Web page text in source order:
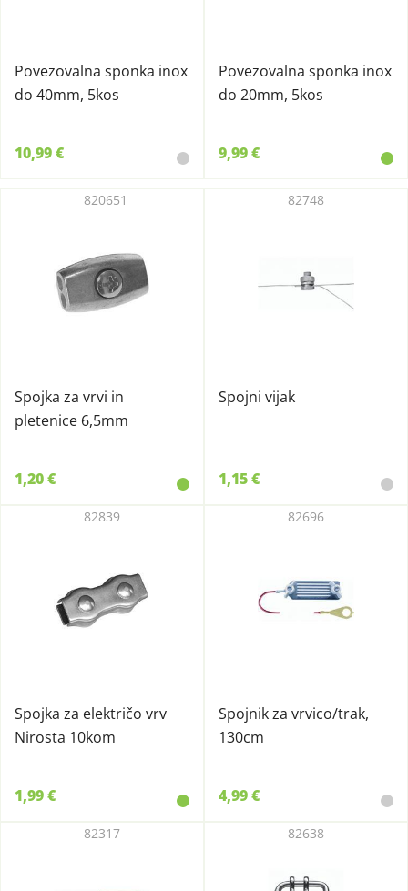
Povezovalna sponka inox
do 40mm, 5kos
10,99 €
Povezovalna sponka inox
do 20mm, 5kos
9,99 €
Spojka za vrvi in
pletenice 6,5mm
820651
1,20 €
Spojni vijak
82748
1,15 €
Spojka za električo vrv
Nirosta 10kom
82839
1,99 €
Spojnik za vrvico/trak,
130cm
82696
4,99 €
82317 82638